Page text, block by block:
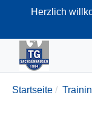
Herzlich
Startseite